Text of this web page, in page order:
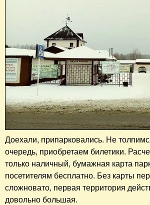
Доехали, припарковались. Не
очередь, приобретаем билетики.
только наличный, бумажная карта
посетителям бесплатно. Без карты
сложновато, первая территория
довольно большая.